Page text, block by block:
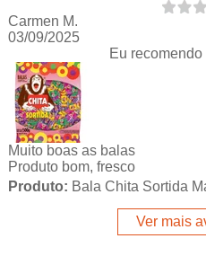
Carmen M.
03/09/2025
Eu
Muito boas as balas
Produto bom, fresco
Produto: Bala Chita Sortida
Ver mais